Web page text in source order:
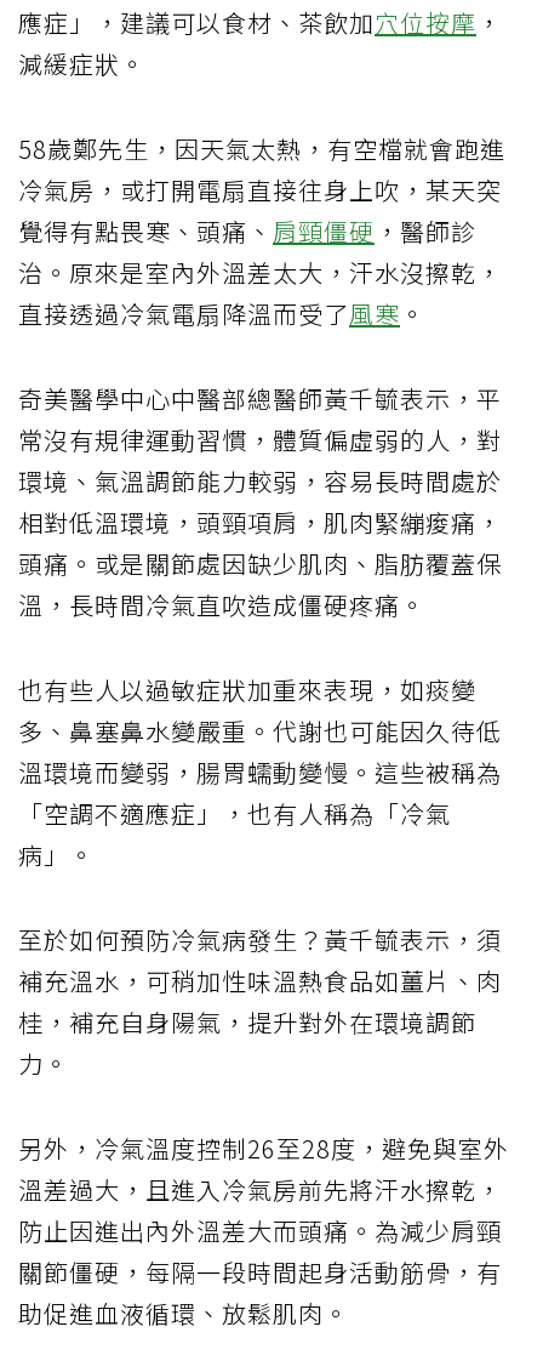
應症」，建議可以食材、茶飲加穴位按摩 ，
減緩症狀。
58歲鄭先生，因天氣太熱，有空檔就會跑進
冷氣房，或打開電扇直接往身上吹，某天突
覺得有點畏寒、頭痛、 肩頸僵硬 ，醫師診
治。原來是室內外溫差太大，汗水沒擦乾，
直接透過冷氣電扇降溫而受了風寒 。
奇美醫學中心中醫部總醫師黃千毓表示，平
常沒有規律運動習慣，體質偏虛弱的人，對
環境、氣溫調節能力較弱，容易長時間處於
相對低溫環境，頭頸項肩，肌肉緊繃痠痛，
頭痛。或是關節處因缺少肌肉、脂肪覆蓋保
溫，長時間冷氣直吹造成僵硬疼痛。
也有些人以過敏症狀加重來表現，如痰變
多、鼻塞鼻水變嚴重。代謝也可能因久待低
溫環境而變弱，腸胃蠕動變慢。這些被稱為
「空調不適應症」，也有人稱為「冷氣
病」。
至於如何預防冷氣病發生？黃千毓表示，須
補充溫水，可稍加性味溫熱食品如薑片、肉
桂，補充自身陽氣，提升對外在環境調節
力。
另外，冷氣溫度控制26至28度，避免與室外
溫差過大，且進入冷氣房前先將汗水擦乾，
防止因進出內外溫差大而頭痛。為減少肩頸
關節僵硬，每隔一段時間起身活動筋骨，有
助促進血液循環、放鬆肌肉。